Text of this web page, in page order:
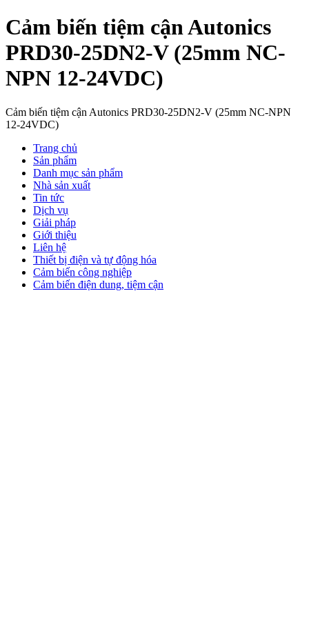
Cảm biến tiệm cận Autonics
PRD30-25DN2-V (25mm NC-
NPN 12-24VDC)
Cảm biến tiệm cận Autonics PRD30-25DN2-V (25mm NC-NPN
12-24VDC)
Trang chủ
Sản phẩm
Danh mục sản phẩm
Nhà sản xuất
Tin tức
Dịch vụ
Giải pháp
Giới thiệu
Liên hệ
Thiết bị điện và tự động hóa
Cảm biến công nghiệp
Cảm biến điện dung, tiệm cận